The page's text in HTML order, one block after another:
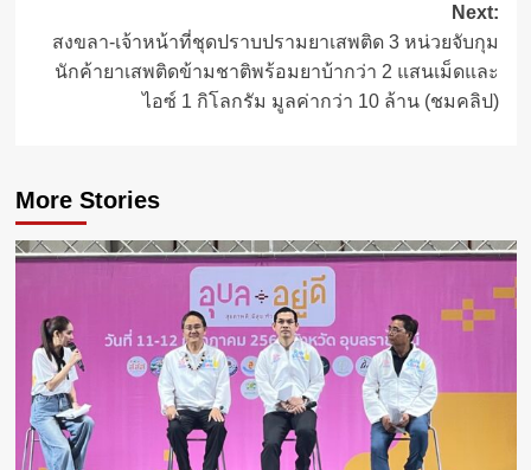
Next:
สงขลา-เจ้าหน้าที่ชุดปราบปรามยาเสพติด 3 หน่วยจับกุม
นักค้ายาเสพติดข้ามชาติพร้อมยาบ้ากว่า 2 แสนเม็ดและ
ไอซ์ 1 กิโลกรัม มูลค่ากว่า 10 ล้าน (ชมคลิป)
More Stories